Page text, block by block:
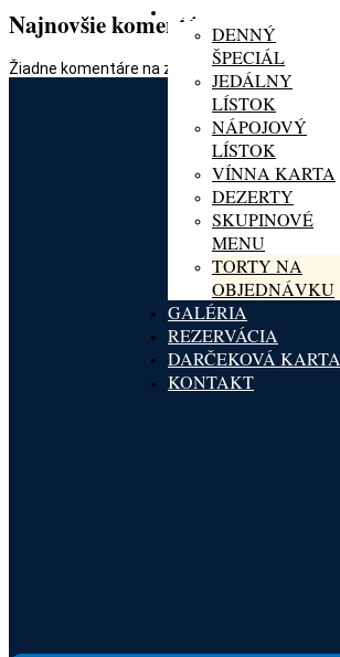
DENNÝ
ŠPECIÁL
JEDÁLNY
LÍSTOK
NÁPOJOVÝ
LÍSTOK
VÍNNA KARTA
DEZERTY
SKUPINOVÉ
MENU
TORTY NA
OBJEDNÁVKU
GALÉRIA
REZERVÁCIA
DARČEKOVÁ KARTA
KONTAKT
Najnovšie komentáre
Žiadne komentáre na zobrazenie.